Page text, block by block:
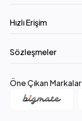
Hızlı Erişim
Sözleşmeler
Öne Çıkan Markalar